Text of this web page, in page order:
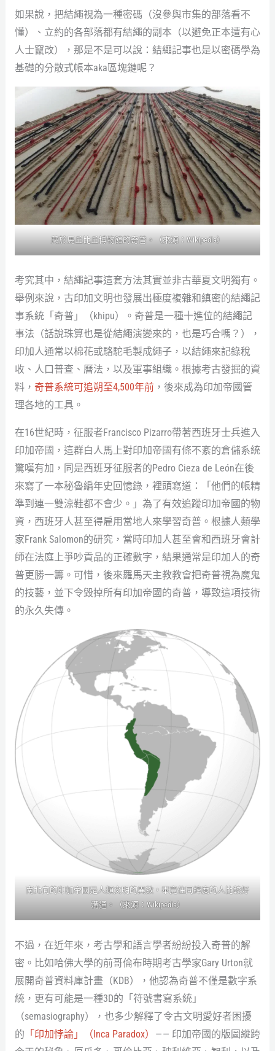
如果說，把結繩視為一種密碼（沒參與市集的部落看不
懂）、立約的各部落都有結繩的副本（以避免正本遭有心
人士竄改），那是不是可以說：結繩記事也是以密碼學為
基礎的分散式帳本aka區塊鏈呢？
藏於馬丘比丘博物館的奇普。（來源： Wikipedia）
考究其中，結繩記事這套方法其實並非古華夏文明獨有。
舉例來說，古印加文明也發展出極度複雜和縝密的結繩記
事系統「奇普」（khipu）。奇普是一種十進位的結繩記
事法（話說珠算也是從結繩演變來的，也是巧合嗎？），
印加人通常以棉花或駱駝毛製成繩子，以結繩來記錄稅
收、人口普查、曆法，以及軍事組織。根據考古發掘的資
料， 奇普系統可追朔至4,500年前，後來成為印加帝國管
理各地的工具。
在16世紀時，征服者Francisco Pizarro帶著西班牙士兵進入
印加帝國，這群白人馬上對印加帝國有條不紊的倉儲系統
驚嘆有加，同是西班牙征服者的Pedro Cieza de León在後
來寫了一本秘魯編年史回憶錄，裡頭寫道：「他們的帳精
準到連一雙涼鞋都不會少。」為了有效追蹤印加帝國的物
資，西班牙人甚至得雇用當地人來學習奇普。根據人類學
家Frank Salomon的研究，當時印加人甚至會和西班牙會計
師在法庭上爭吵貢品的正確數字，結果通常是印加人的奇
普更勝一籌。可惜，後來羅馬天主教教會把奇普視為魔鬼
的技藝，並下令毀掉所有印加帝國的奇普，導致這項技術
的永久失傳。
南北向的印加帝國是人類文明的異數，畢竟住同緯度的人比較好
溝通。（來源： Wikipedia）
不過，在近年來，考古學和語言學者紛紛投入奇普的解
密。比如哈佛大學的前哥倫布時期考古學家Gary Urton就
展開奇普資料庫計畫（KDB），他認為奇普不僅是數字系
統，更有可能是一種3D的「符號書寫系統」
（semasiography），也多少解釋了令古文明愛好者困擾
的 「印加悖論」（Inca Paradox）
— — 印加帝國的版圖縱跨